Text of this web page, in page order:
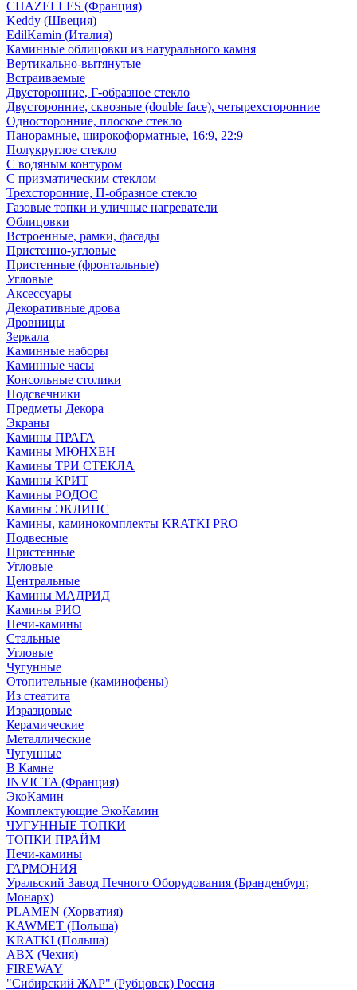
CHAZELLES (Франция)
Keddy (Швеция)
EdilKamin (Италия)
Каминные облицовки из натурального камня
Вертикально-вытянутые
Встраиваемые
Двусторонние, Г-образное стекло
Двусторонние, сквозные (double face), четырехсторонние
Односторонние, плоское стекло
Панорамные, широкоформатные, 16:9, 22:9
Полукруглое стекло
С водяным контуром
С призматическим стеклом
Трехсторонние, П-образное стекло
Газовые топки и уличные нагреватели
Облицовки
Встроенные, рамки, фасады
Пристенно-угловые
Пристенные (фронтальные)
Угловые
Аксессуары
Декоративные дрова
Дровницы
Зеркала
Каминные наборы
Каминные часы
Консольные столики
Подсвечники
Предметы Декора
Экраны
Камины ПРАГА
Камины МЮНХЕН
Камины ТРИ СТЕКЛА
Камины КРИТ
Камины РОДОС
Камины ЭКЛИПС
Камины, каминокомплекты KRATKI PRO
Подвесные
Пристенные
Угловые
Центральные
Камины МАДРИД
Камины РИО
Печи-камины
Стальные
Угловые
Чугунные
Отопительные (каминофены)
Из стеатита
Изразцовые
Керамические
Металлические
Чугунные
В Камне
INVICTA (Франция)
ЭкоКамин
Комплектующие ЭкоКамин
ЧУГУННЫЕ ТОПКИ
ТОПКИ ПРАЙМ
Печи-камины
ГАРМОНИЯ
Уральский Завод Печного Оборудования (Бранденбург,
Монарх)
PLAMEN (Хорватия)
KAWMET (Польша)
KRATKI (Польша)
ABX (Чехия)
FIREWAY
"Сибирский ЖАР" (Рубцовск) Россия